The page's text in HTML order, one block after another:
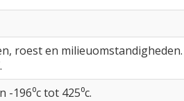
roest en
196⁰c tot 425⁰c.